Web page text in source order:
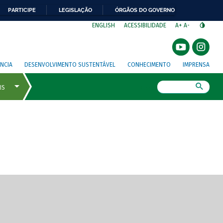
PARTICIPE LEGISLAÇÃO ÓRGÃOS DO GOVERNO
ENGLISH ACESSIBILIDADE A+ A-
DESENVOLVIMENTO SUSTENTÁVEL CONHECIMENTO IMPRENSA
de tela